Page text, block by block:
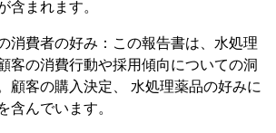
含まれます。
消費者の好み：この報告書は、水処理
客の消費行動や採用傾向についての洞
顧客の購入決定、 水処理薬品の好みに
んでいます。